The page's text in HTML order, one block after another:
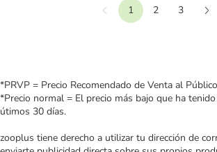
Anterior
1 2
3
*PRVP = Precio Recomendado de Venta al
*Precio normal = El precio más bajo que ha
útimos 30 días.
zooplus tiene derecho a utilizar tu dirección de